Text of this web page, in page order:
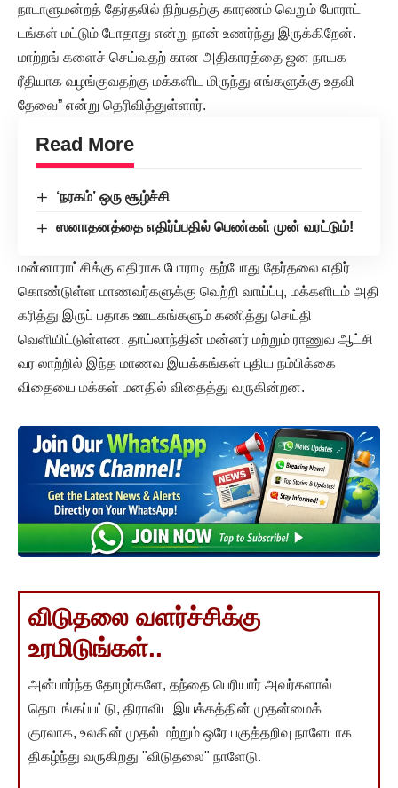
நாடாளுமன்றத் தேர்தலில் நிற்பதற்கு காரணம் வெறும் போராட்
டங்கள் மட்டும் போதாது என்று நான் உணர்ந்து இருக்கிறேன்.
மாற்றங் களைச் செய்வதற் கான அதிகாரத்தை ஜன நாயக
ரீதியாக வழங்குவதற்கு மக்களிட மிருந்து எங்களுக்கு உதவி
தேவை” என்று தெரிவித்துள்ளார்.
Read More
‘நரகம்’ ஒரு சூழ்ச்சி
ஸனாதனத்தை எதிர்ப்பதில் பெண்கள் முன் வரட்டும்!
மன்னாராட்சிக்கு எதிராக போராடி தற்போது தேர்தலை எதிர்
கொண்டுள்ள மாணவர்களுக்கு வெற்றி வாய்ப்பு, மக்களிடம் அதி
கரித்து இருப் பதாக ஊடகங்களும் கணித்து செய்தி
வெளியிட்டுள்ளன. தாய்லாந்தின் மன்னர் மற்றும் ராணுவ ஆட்சி
வர லாற்றில் இந்த மாணவ இயக்கங்கள் புதிய நம்பிக்கை
விதையை மக்கள் மனதில் விதைத்து வருகின்றன.
விடுதலை வளர்ச்சிக்கு
உரமிடுங்கள்..
அன்பார்ந்த தோழர்களே, தந்தை பெரியார் அவர்களால்
தொடங்கப்பட்டு, திராவிட இயக்கத்தின் முதன்மைக்
குரலாக, உலகின் முதல் மற்றும் ஒரே பகுத்தறிவு நாளேடாக
திகழ்ந்து வருகிறது "விடுதலை" நாளேடு.